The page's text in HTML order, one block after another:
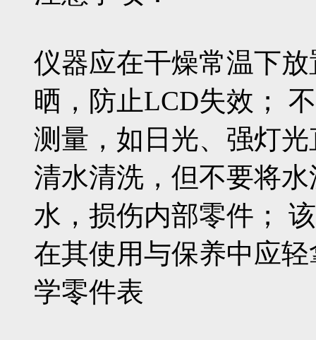
仪器应在干燥常温下
晒，防止LCD失效；
测量，如日光、强灯
清水清洗，但不要将
水，损伤内部零件；
在其使用与保养中应
学零件表